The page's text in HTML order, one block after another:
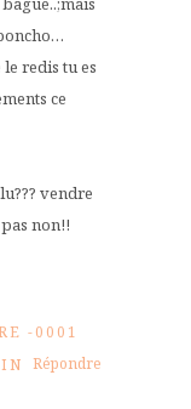
redis tu es
ce
vendre
non!!
-0001
Répondre